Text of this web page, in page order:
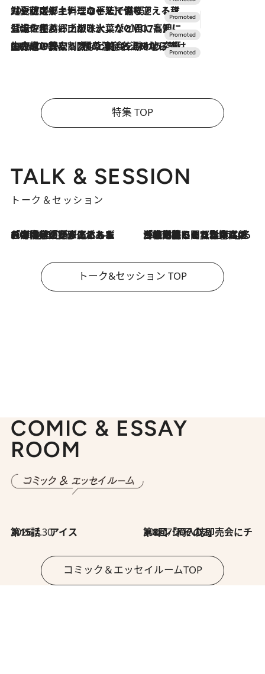
2026.7.24
【夏限定ディナーコース】旬を迎える稚鮎や花ズッキーニなどをイタリア・トスカーナの郷土料理の手法で満喫！
2026.7.17
「土佐和ハーブかき氷」がOMO7高知に登場！生姜、山椒、大葉など目にも舌にも涼を呼ぶ郷土の味
2026.7.10
NEW OPEN！【界 草津】名湯の地に誕生。趣の異なる2種の温泉と上州ならではの会席・蕎麦割烹など美食を味わう究極の癒やし旅
特集 TOP
TALK & SESSION
トーク＆セッション
2026.8.3
「今後値上げがあるとすれば…」「リスクがあるのは今年の冬」エネルギー専門家が語る、ホルムズ海峡封鎖が家庭にもたらす“ある心配” 2026.8.3
「住宅建てられない…」「サーチャージ料の高値が続いている」ホルムズ海峡封鎖による影響はいつまで続く？《エネルギー専門家に聞く“どうなる日本の暮らし”》
トーク&セッション TOP
COMIC & ESSAY
ROOM
2026.7.30
第15話 アイス 2026.7.30
第8回「同人誌即売会にチャレンジ その2」
コミック＆エッセイルームTOP